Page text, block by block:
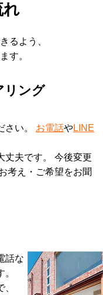
れ
るよう、
す。
リング
さい。 お電話やLINE
丈夫です。 今後変更
考え・ご希望をお聞
話な